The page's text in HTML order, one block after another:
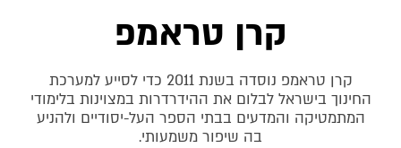
קרן טראמפ
קרן טראמפ נוסדה בשנת 2011 כדי לסייע למערכת
החינוך בישראל לבלום את ההידרדרות במצוינות בלימודי
המתמטיקה והמדעים בבתי הספר העל-יסודיים ולהניע
בה שיפור משמעותי.